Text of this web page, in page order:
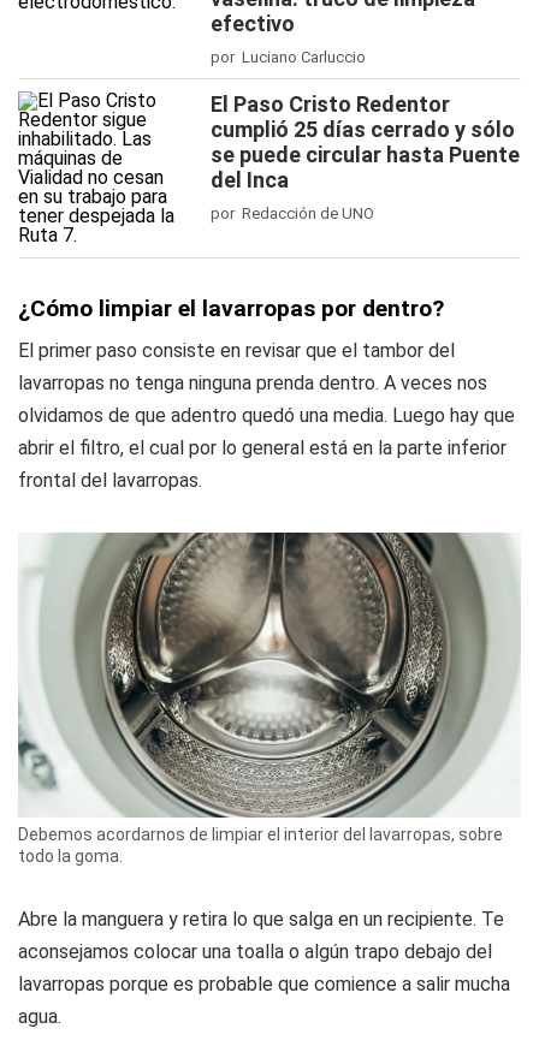
efectivo
por Luciano Carluccio
El Paso Cristo Redentor
cumplió 25 días cerrado y sólo
se puede circular hasta Puente
del Inca
por Redacción de UNO
¿Cómo limpiar el lavarropas por dentro?
El primer paso consiste en revisar que el tambor del
lavarropas no tenga ninguna prenda dentro. A veces nos
olvidamos de que adentro quedó una media. Luego hay que
abrir el filtro, el cual por lo general está en la parte inferior
frontal del lavarropas.
Debemos acordarnos de limpiar el interior del lavarropas, sobre
todo la goma.
Abre la manguera y retira lo que salga en un recipiente. Te
aconsejamos colocar una toalla o algún trapo debajo del
lavarropas porque es probable que comience a salir mucha
agua.